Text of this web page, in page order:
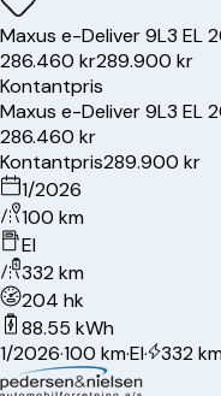
Maxus e-Deliver 9L3 EL
286.460 kr289.900 kr
Kontantpris
Maxus e-Deliver 9L3 EL
286.460 kr
Kontantpris289.900 kr
1/2026
100 km
El
332 km
204 hk
88.55 kWh
1/2026·100 km·El· 332